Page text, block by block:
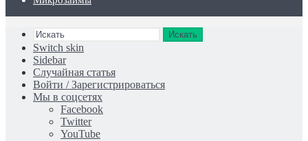
Искать
Switch skin
Sidebar
Случайная статья
Войти / Зарегистрироваться
Мы в соцсетях
Facebook
Twitter
YouTube